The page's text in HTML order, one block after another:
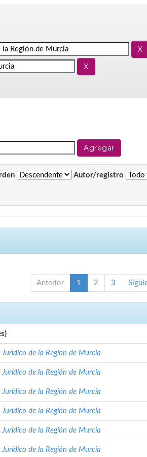
Autor/registro
Anterior 1 2 3
Jurídico de la Región de Murcia
Jurídico de la Región de Murcia
Jurídico de la Región de Murcia
Jurídico de la Región de Murcia
Jurídico de la Región de Murcia
Jurídico de la Región de Murcia